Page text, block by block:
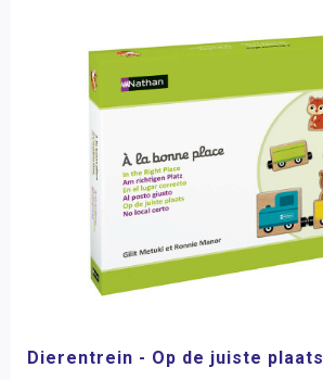
Dierentrein - Op de juiste plaats